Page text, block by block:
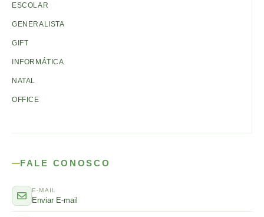
ESCOLAR
GENERALISTA
GIFT
INFORMÁTICA
NATAL
OFFICE
FALE CONOSCO
E-MAIL
Enviar E-mail